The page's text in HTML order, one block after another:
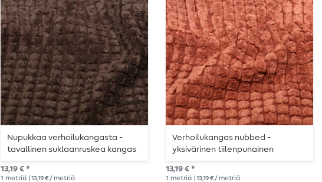
Nupukkaa verhoilukangasta -
tavallinen suklaanruskea kangas
13,19 € *
1 metriä | 13,19 € / metriä
Verhoilukangas nubbed -
yksivärinen tiilenpunainen
13,19 € *
1 metriä | 13,19 € / metriä